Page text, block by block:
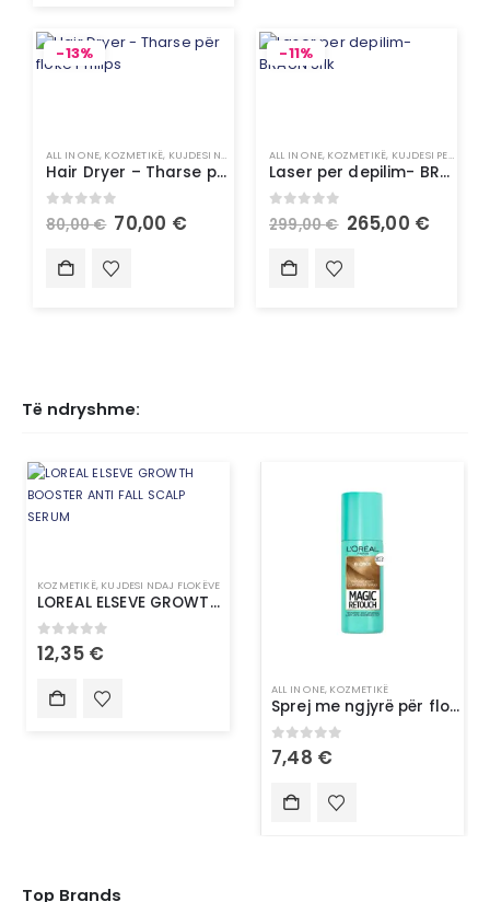
-13%
ALL IN ONE, KOZMETIKË, KUJDESI NDAJ FLOKËVE ,STILUES FLOKËSH
Hair Dryer – Tharse për flokë Philips
0 out of 5
80,00€ 70,00 €
-11%
ALL IN ONE, KOZMETIKË, KUJDESI PERSONAL
Laser per depilim- BRAUN Silk
0 out of 5
299,00€ 265,00 €
Të ndryshme:
KOZMETIKË, KUJDESI NDAJ FLOKËVE
LOREAL ELSEVE GROWTH BOOSTER ANTI FALL SCALP SERUM
0out of 5
12,35 €
ALL IN ONE, KOZMETIKË
Sprej me ngjyrë për flokë-L’Oréal Paris Magic Retouch 5 Light Blonde
0 out of 5
7,48 €
Top Brands